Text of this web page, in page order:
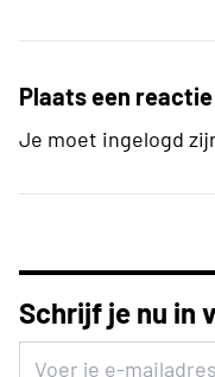
Plaats een reactie
Je moet ingelogd
Schrijf je nu in